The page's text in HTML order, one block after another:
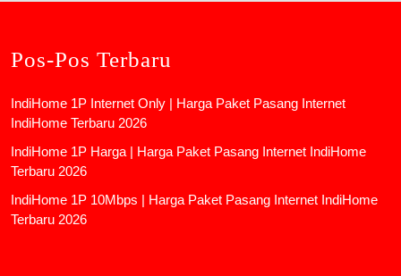
Pos-Pos Terbaru
IndiHome 1P Internet Only | Harga Paket Pasang Internet
IndiHome Terbaru 2026
IndiHome 1P Harga | Harga Paket Pasang Internet IndiHome
Terbaru 2026
IndiHome 1P 10Mbps | Harga Paket Pasang Internet IndiHome
Terbaru 2026